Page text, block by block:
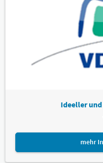
Ideeller
mehr